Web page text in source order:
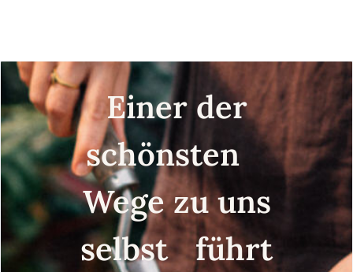
Einer der
schönsten
Wege zu uns
selbst führt